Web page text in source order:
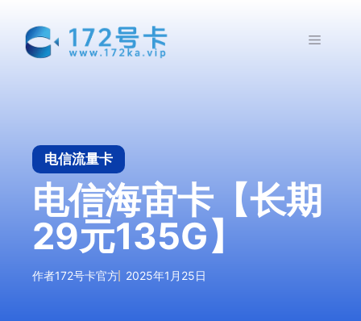
菜
电信流量卡
电信海宙卡【长期
29元135G】
作者172号卡官方 2025年1月25日